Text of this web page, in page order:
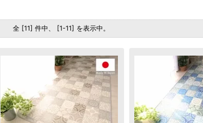
全 [11] 件中、 [1-11] を表示中。